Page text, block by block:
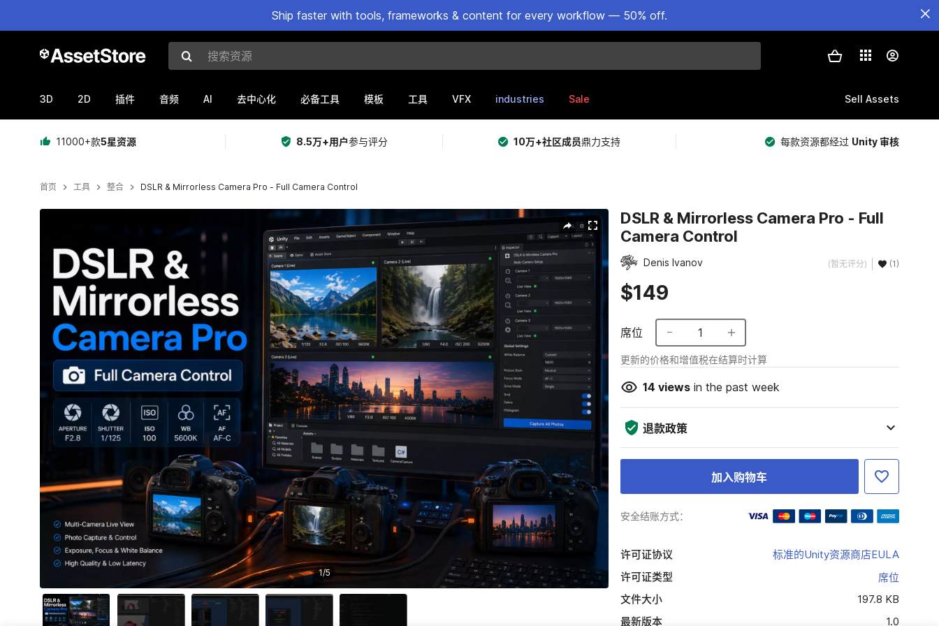
Ship faster with tools, frameworks & content for every workflow — 50% off.
搜索资源
3D 2D 插件 音频 AI 去中心化 必备工具 模板 工具 VFX industries Sale Sell Assets
11000+款5星资源 8.5万+用户参与评分 10万+社区成员鼎力支持 每款资源都经过 Unity 审核
首页 工具 整合 DSLR & Mirrorless Camera Pro - Full Camera Control
1/5
DSLR & Mirrorless Camera Pro - Full
Camera Control
Denis Ivanov (暂无评分) (1)
$149
席位 1
更新的价格和增值税在结算时计算
14 viewsin the past week
退款政策
加入购物车
安全结账方式：
许可证协议
标准的Unity资源商店EULA
许可证类型
席位
文件大小
197.8 KB
最新版本
1.0